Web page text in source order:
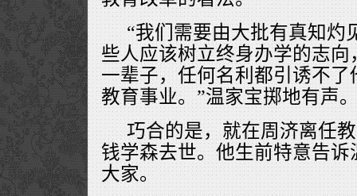
“我们需要由大批有真知灼
些人应该树立终身办学的志
一辈子，任何名利都引诱不
教育事业。”温家宝掷地有声
巧合的是，就在周济离任
钱学森去世。他生前特意告
大家。